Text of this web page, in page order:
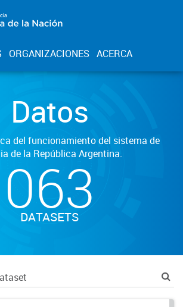
ORGANIZACIONES ACERCA
Datos
del funcionamiento del sistema de
de la República Argentina.
063
DATASETS